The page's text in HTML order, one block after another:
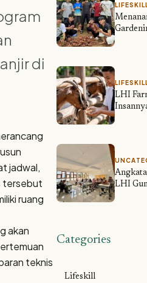
di
jadwal,
tersebut
ruang
akan
teknis
LHI
LHI
Categories
Lifeskill